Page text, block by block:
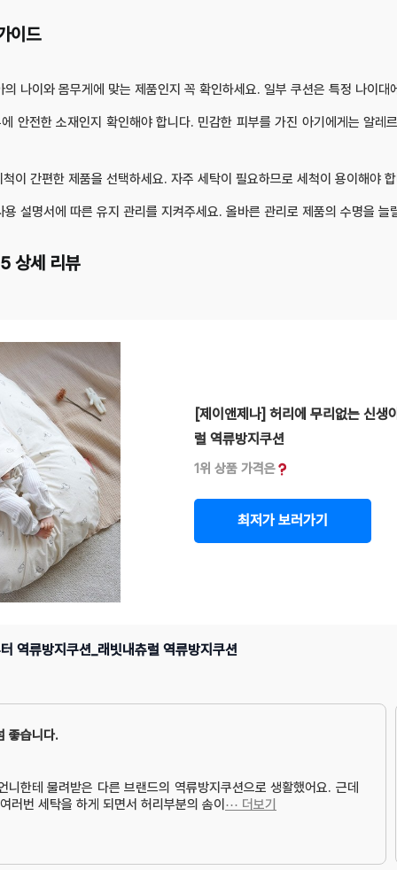
이드
나이와 몸무게에 맞는 제품인지 꼭 확인하세요. 일부 쿠션은 특정 나이대
안전한 소재인지 확인해야 합니다. 민감한 피부를 가진 아기에게는 알레
이 간편한 제품을 선택하세요. 자주 세탁이 필요하므로 세척이 용이해야
설명서에 따른 유지 관리를 지켜주세요. 올바른 관리로 제품의 수명을 늘
상세 리뷰
[제이앤제나] 허리에 무리없는 신생
럴 역류방지쿠션
1위 상품 가격은
최저가 보러가기
역류방지쿠션_래빗내츄럴 역류방지쿠션
좋습니다.
한테 물려받은 다른 브랜드의 역류방지쿠션으로 생활했어요. 근데
러번 세탁을 하게 되면서 허리부분의 솜이 ⋯ 더보기